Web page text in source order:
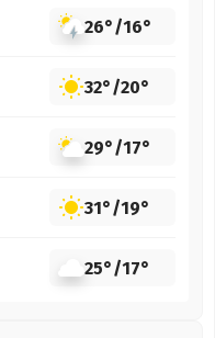
26°/16°
32°/20°
29°/17°
31°/19°
25°/17°